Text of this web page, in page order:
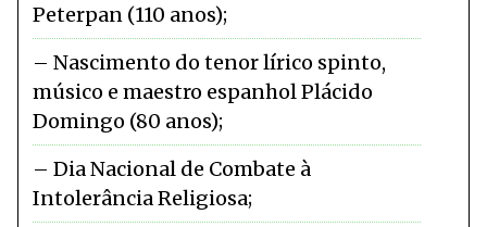
Peterpan (110 anos)
Nascimento do tenor lírico spinto,
músico e maestro espanhol Plácido
Domingo (80 anos)
Dia Nacional de Combate à
Intolerância Religiosa